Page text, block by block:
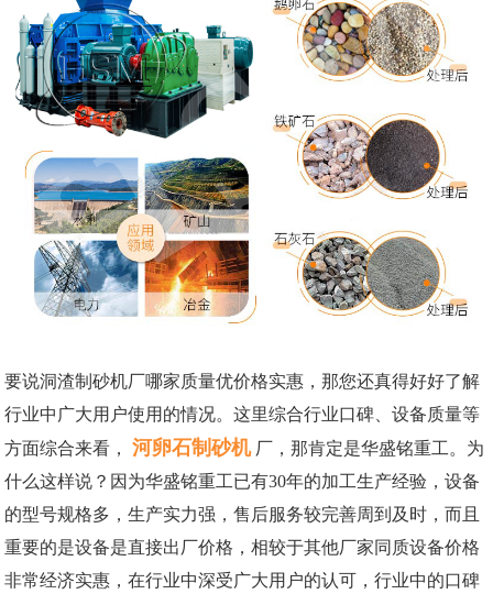
要说洞渣制砂机厂哪家质量优价格实惠，那您还真得好好了解
行业中广大用户使用的情况。这里综合行业口碑、设备质量等
方面综合来看，
河卵石制砂机 厂，那肯定是华盛铭重工。为
什么这样说？因为华盛铭重工已有30年的加工生产经验，设备
的型号规格多，生产实力强，售后服务较完善周到及时，而且
重要的是设备是直接出厂价格，相较于其他厂家同质设备价格
非常经济实惠，在行业中深受广大用户的认可，行业中的口碑